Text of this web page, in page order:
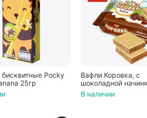
Вафли Коровка, c
шоколадной начинкой, 150 г
В наличии
Original
вкусом
красной
В наличии